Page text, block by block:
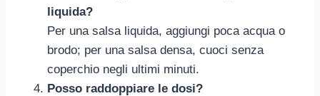
liquida?
Per una salsa liquida, aggiungi poca acqua o
brodo; per una salsa densa, cuoci senza
coperchio negli ultimi minuti.
Posso raddoppiare le dosi?